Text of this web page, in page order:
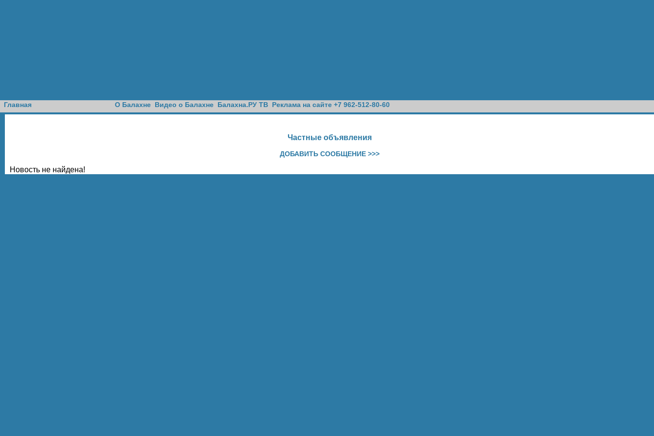
Главная О Балахне Видео о Балахне Балахна.РУ ТВ Реклама на сайте +7 962-512-80-60
Частные объявления
ДОБАВИТЬ СООБЩЕНИЕ >>>
Новость не найдена!